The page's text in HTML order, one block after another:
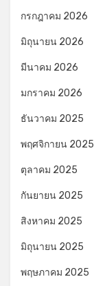
กรกฎาคม 2026
มิถุนายน 2026
มีนาคม 2026
มกราคม 2026
ธันวาคม 2025
พฤศจิกายน 2025
ตุลาคม 2025
กันยายน 2025
สิงหาคม 2025
มิถุนายน 2025
พฤษภาคม 2025